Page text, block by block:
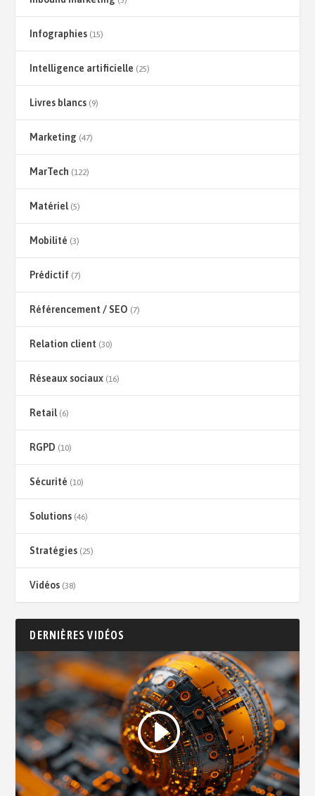
Infographies (15)
Intelligence artificielle (25)
Livres blancs (9)
Marketing (47)
MarTech (122)
Matériel (5)
Mobilité (3)
Prédictif (7)
Référencement / SEO (7)
Relation client (30)
Réseaux sociaux (16)
Retail (6)
RGPD (10)
Sécurité (10)
Solutions (46)
Stratégies (25)
Vidéos (38)
DERNIÈRES VIDÉOS